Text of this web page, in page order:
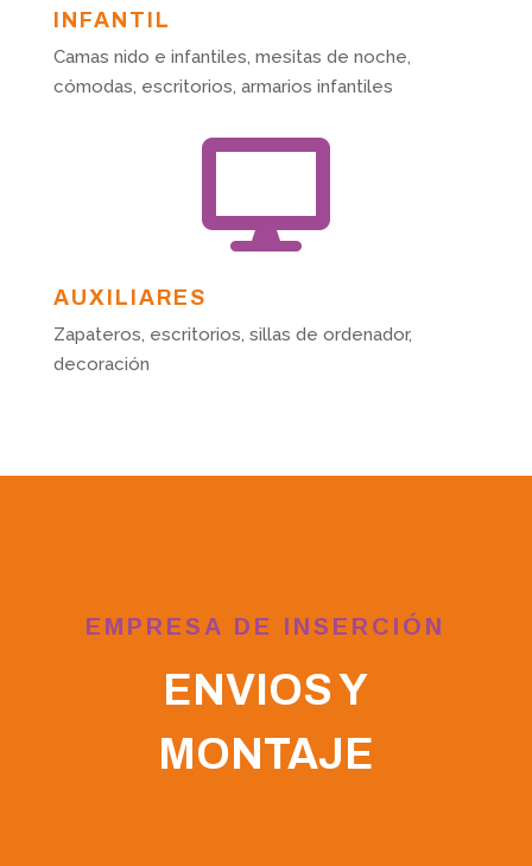
INFANTIL
Camas nido e infantiles, mesitas de noche,
cómodas, escritorios, armarios infantiles

AUXILIARES
Zapateros, escritorios, sillas de ordenador,
decoración
EMPRESA DE INSERCIÓN
ENVIOS Y
MONTAJE